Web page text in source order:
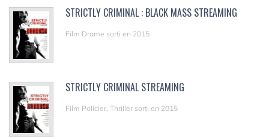
STRICTLY CRIMINAL : BLACK MASS STREAMING
Film Drame sorti en 2015
STRICTLY CRIMINAL STREAMING
Film Policier, Thriller sorti en 2015